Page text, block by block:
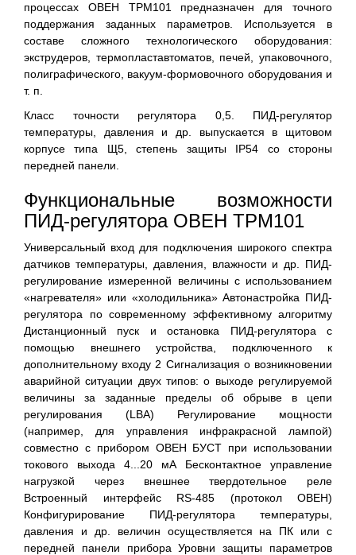
процессах ОВЕН ТРМ101 предназначен для точного
поддержания заданных параметров. Используется в
составе сложного технологического оборудования:
экструдеров, термопластавтоматов, печей, упаковочного,
полиграфического, вакуум-формовочного оборудования и
т. п.
Класс точности регулятора 0,5. ПИД-регулятор
температуры, давления и др. выпускается в щитовом
корпусе типа Щ5, степень защиты IP54 со стороны
передней панели.
Функциональные возможности
ПИД-регулятора ОВЕН ТРМ101
Универсальный вход для подключения широкого спектра
датчиков температуры, давления, влажности и др. ПИД-
регулирование измеренной величины с использованием
«нагревателя» или «холодильника» Автонастройка ПИД-
регулятора по современному эффективному алгоритму
Дистанционный пуск и остановка ПИД-регулятора с
помощью внешнего устройства, подключенного к
дополнительному входу 2 Сигнализация о возникновении
аварийной ситуации двух типов: о выходе регулируемой
величины за заданные пределы об обрыве в цепи
регулирования (LBA) Регулирование мощности
(например, для управления инфракрасной лампой)
совместно с прибором ОВЕН БУСТ при использовании
токового выхода 4...20 мА Бесконтактное управление
нагрузкой через внешнее твердотельное реле
Встроенный интерфейс RS-485 (протокол ОВЕН)
Конфигурирование ПИД-регулятора температуры,
давления и др. величин осуществляется на ПК или с
передней панели прибора Уровни защиты параметров